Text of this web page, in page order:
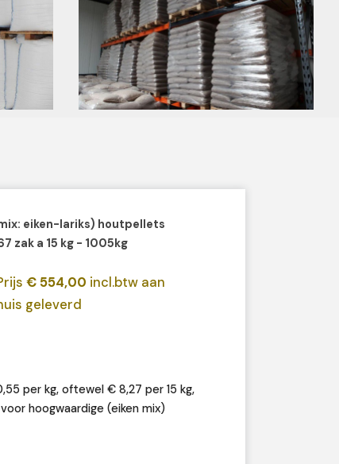
eiken-lariks) houtpellets
zak a 15 kg - 1005kg
€ 554,00 incl.btw aan
geleverd
per kg, oftewel € 8,27 per 15 kg,
hoogwaardige (eiken mix)